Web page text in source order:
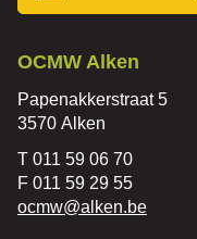
Contact
OCMW Alken
Adres
Papenakkerstraat 5
,3570 Alken
Tel.011 59 06 70
Fax011 59 29 55
E-
ocmw@alken.be